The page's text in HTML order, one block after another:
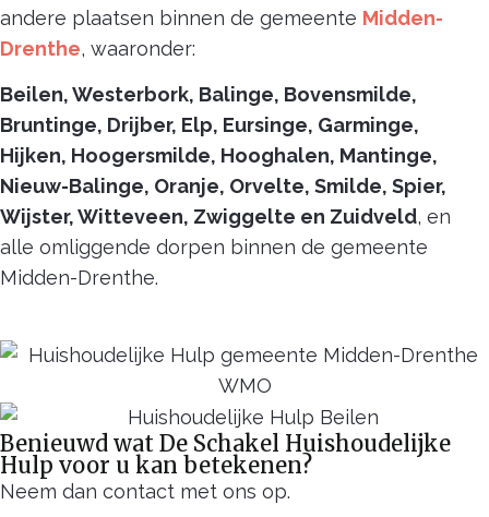
andere plaatsen binnen de gemeente Midden-
Drenthe, waaronder:
Beilen, Westerbork, Balinge, Bovensmilde,
Bruntinge, Drijber, Elp, Eursinge, Garminge,
Hijken, Hoogersmilde, Hooghalen, Mantinge,
Nieuw-Balinge, Oranje, Orvelte, Smilde, Spier,
Wijster, Witteveen, Zwiggelte en Zuidveld, en
alle omliggende dorpen binnen de gemeente
Midden-Drenthe.
Benieuwd wat De Schakel Huishoudelijke
Hulp voor u kan betekenen?
Neem dan contact met ons op.